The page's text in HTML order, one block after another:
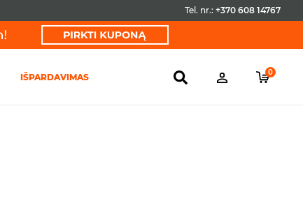
Tel. nr.: +370 608 14767
IŠPARDAVIMAS 0